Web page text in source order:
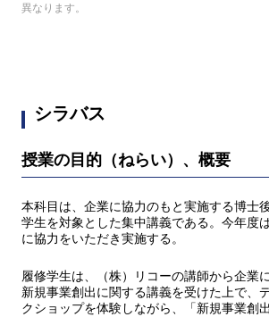
異なります。
シラバス
授業の目的（ねらい）、概要
本科⽬は、企業に協⼒のもと実施する博⼠
学⽣を対象とした集中講義である。今年度
に協力をいただき実施する。
履修学生は、（株）リコーの講師から企業
新規事業創出に関する講義を受けた上で、
クショップを体験しながら、「新規事業創